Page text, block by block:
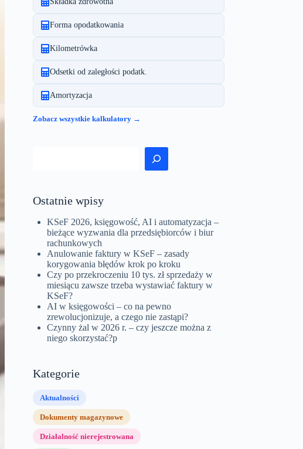
Forma opodatkowania
Kilometrówka
Odsetki od zaległości podatk.
Amortyzacja
Zobacz wszystkie kalkulatory →
Ostatnie wpisy
KSeF 2026, księgowość, AI i automatyzacja –
bieżące wyzwania dla przedsiębiorców i biur
rachunkowych
Anulowanie faktury w KSeF – zasady
korygowania błędów krok po kroku
Czy po przekroczeniu 10 tys. zł sprzedaży w
miesiącu zawsze trzeba wystawiać faktury w
KSeF?
AI w księgowości – co na pewno
zrewolucjonizuje, a czego nie zastąpi?
Czynny żal w 2026 r. – czy jeszcze można z
niego skorzystać?p
Kategorie
Aktualności
Dokumenty magazynowe
Działalność nierejestrowana